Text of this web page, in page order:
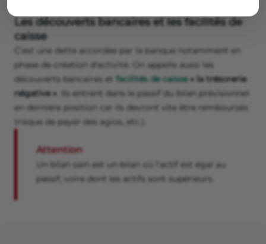
Les découverts bancaires et les facilités de
caisse
C'est une dette accordée par la banque notamment en
phase de création d'activité. On appelle aussi les
découverts bancaires et facilités de caisse « la trésorerie
négative » . Ils entrent dans le passif du bilan prévisionnel
en dernière position car ils devront vite être remboursés
(risque de payer des agios, etc.).
Attention
Un bilan sain est un bilan où l’actif est égal au
passif, voire dont les actifs sont supérieurs.